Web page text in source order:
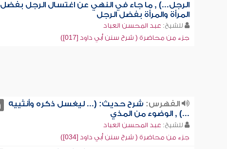
الرجل...) , ما جاء في النهي عن اغتسال الرجل بفضل
المرأة والمرأة بفضل الرجل
للشيخ: عبد المحسن العباد
جزء من محاضرة ( شرح سنن أبي داود [017])
الفهرس: شرح حديث: (... ليغسل ذكره وأنثييه
...) , الوضوء من المذي
للشيخ: عبد المحسن العباد
جزء من محاضرة ( شرح سنن أبي داود [034])